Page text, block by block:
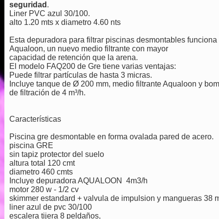
seguridad .
Liner PVC azul 30/100.
alto 1.20 mts x diametro 4.60 nts
Esta depuradora para filtrar piscinas desmontables funciona
Aqualoon, un nuevo medio filtrante con mayor
capacidad de retención que la arena.
El modelo FAQ200 de Gre tiene varias ventajas:
Puede filtrar partículas de hasta 3 micras.
Incluye tanque de Ø 200 mm, medio filtrante Aqualoon y
de filtración de 4 m³/h.
Características
Piscina gre desmontable en forma ovalada pared de acero.
piscina GRE
sin tapiz protector del suelo
altura total 120 cmt
diametro 460 cmts
Incluye depuradora AQUALOON 4m3/h
motor 280 w - 1/2 cv
skimmer estandard + valvula de impulsion y mangueras 38
liner azul de pvc 30/100
escalera tijera 8 peldaños,